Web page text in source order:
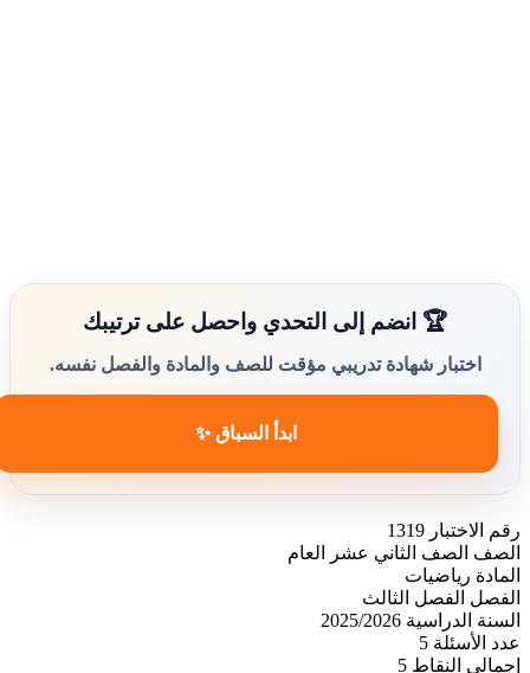
🏆 انضم إلى التحدي واحصل على ترتيبك
اختبار شهادة تدريبي مؤقت للصف والمادة والفصل نفسه.
ابدأ السباق ✨
رقم الاختبار 1319
الصف
الصف الثاني عشر العام
المادة رياضيات
الفصل
الفصل الثالث
السنة الدراسية 2025/2026
عدد الأسئلة 5
إجمالي النقاط 5